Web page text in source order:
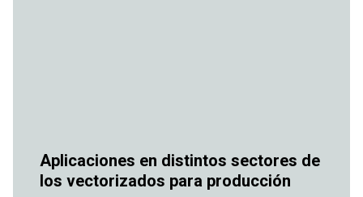
Aplicaciones en distintos sectores de
los vectorizados para producción